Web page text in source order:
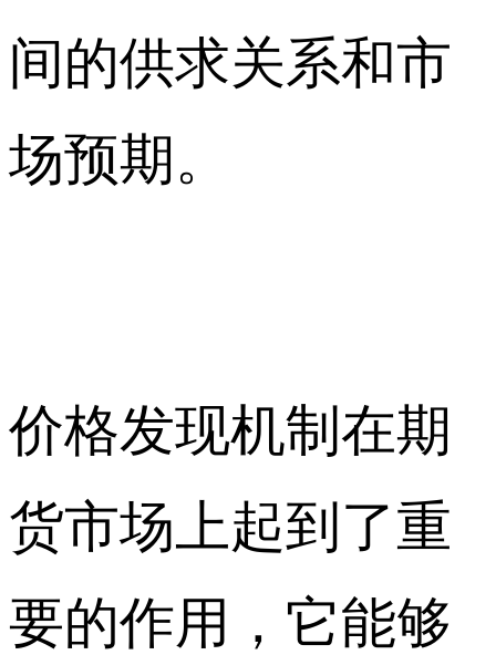
间的供求关系和市
场预期。
价格发现机制在期
货市场上起到了重
要的作用，它能够